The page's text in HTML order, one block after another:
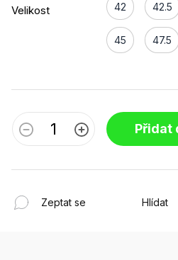
Velikost 42 42.5
45 47.5
Přidat
Zeptat se Hlídat